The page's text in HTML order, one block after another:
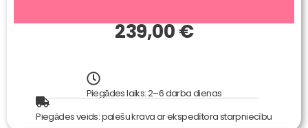
239,00 €
Piegādes laiks: 2–6 darba dienas
Piegādes veids: palešu krava ar ekspedītora starpniecību